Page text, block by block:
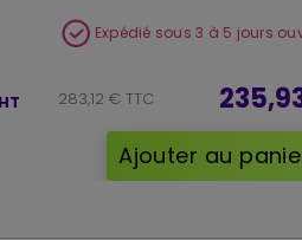
HT
Expédié sous 3 à 5 jours
283,12 € TTC
Ajouter au